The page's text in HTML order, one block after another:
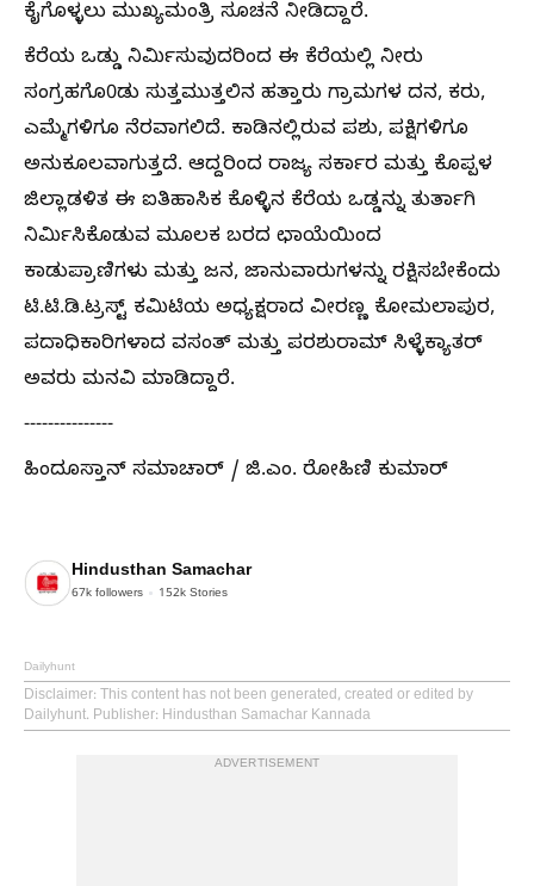
ಕೈಗೊಳ್ಳಲು ಮುಖ್ಯಮಂತ್ರಿ ಸೂಚನೆ ನೀಡಿದ್ದಾರೆ.
ಕೆರೆಯ ಒಡ್ಡು ನಿರ್ಮಿಸುವುದರಿಂದ ಈ ಕೆರೆಯಲ್ಲಿ ನೀರು
ಸಂಗ್ರಹಗೊ0ಡು ಸುತ್ತಮುತ್ತಲಿನ ಹತ್ತಾರು ಗ್ರಾಮಗಳ ದನ, ಕರು,
ಎಮ್ಮೆಗಳಿಗೂ ನೆರವಾಗಲಿದೆ. ಕಾಡಿನಲ್ಲಿರುವ ಪಶು, ಪಕ್ಷಿಗಳಿಗೂ
ಅನುಕೂಲವಾಗುತ್ತದೆ. ಆದ್ದರಿಂದ ರಾಜ್ಯ ಸರ್ಕಾರ ಮತ್ತು ಕೊಪ್ಪಳ
ಜಿಲ್ಲಾಡಳಿತ ಈ ಐತಿಹಾಸಿಕ ಕೊಳ್ಳಿನ ಕೆರೆಯ ಒಡ್ಡನ್ನು ತುರ್ತಾಗಿ
ನಿರ್ಮಿಸಿಕೊಡುವ ಮೂಲಕ ಬರದ ಛಾಯೆಯಿಂದ
ಕಾಡುಪ್ರಾಣಿಗಳು ಮತ್ತು ಜನ, ಜಾನುವಾರುಗಳನ್ನು ರಕ್ಷಿಸಬೇಕೆಂದು
ಟಿ.ಟಿ.ಡಿ.ಟ್ರಸ್ಟ್ ಕಮಿಟಿಯ ಅಧ್ಯಕ್ಷರಾದ ವೀರಣ್ಣ ಕೋಮಲಾಪುರ,
ಪದಾಧಿಕಾರಿಗಳಾದ ವಸಂತ್ ಮತ್ತು ಪರಶುರಾಮ್ ಸಿಳ್ಳೆಕ್ಯಾತರ್
ಅವರು ಮನವಿ ಮಾಡಿದ್ದಾರೆ.
---------------
ಹಿಂದೂಸ್ತಾನ್ ಸಮಾಚಾರ್ / ಜಿ.ಎಂ. ರೋಹಿಣಿ ಕುಮಾರ್
Hindusthan Samachar
67k followers 152k Stories
Dailyhunt
Disclaimer: This content has not been generated, created or edited by
Dailyhunt. Publisher: Hindusthan Samachar Kannada
ADVERTISEMENT